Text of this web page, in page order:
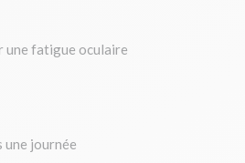
une fatigue oculaire
une journée